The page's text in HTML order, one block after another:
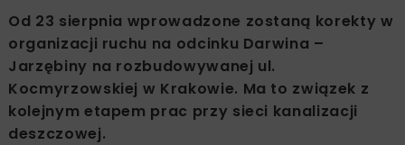
Od 23 sierpnia wprowadzone zostaną korekty w
organizacji ruchu na odcinku Darwina –
Jarzębiny na rozbudowywanej ul.
Kocmyrzowskiej w Krakowie. Ma to związek z
kolejnym etapem prac przy sieci kanalizacji
deszczowej.